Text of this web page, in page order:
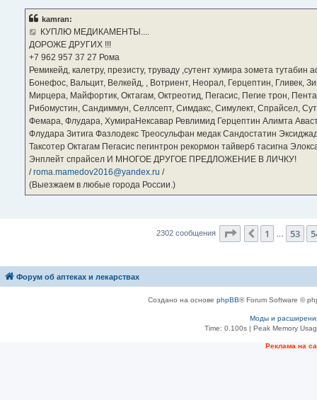
kamran:
КУПЛЮ МЕДИКАМЕНТЫ....
ДОРОЖЕ ДРУГИХ !!!
‪+7 962 957 37 27‬ Рома
Ремикейд, калетру, презисту, труваду ,сутент хумира зомета
Бонефос, Вальцит, Велкейд, , Вотриент, Неорал, Герцептин, Гливек,
Мирцера, Майфортик, Октагам, Октреотид, Пегасис, Пегие трон,
Рибомустин, Сандиммун, Селлсепт, Симдакс, Симулект, Спрайсел,
Фемара, Флудара, ХумираНексавар Ревлимид Герцептин Алимта
Флудара Зитига Фазлодекс Треосульфан медак Сандостатин
Таксотер Октагам Пегасис пегинтрон рекормон тайверб тасигна
Энплейт спрайсел И МНОГОЕ ДРУГОЕ ПРЕДЛОЖЕНИЕ В ЛИЧКУ!
/roma.mamedov2016@yandex.ru /
(Выезжаем в любые города России.)
2302 сообщения Страница 55из
Пред.
1 53
Форум об аптеках и лекарствах
Создано на основе phpBB® Forum Software ©
Моды и
Time: 0.100s| Peak Memory
Рeклама на